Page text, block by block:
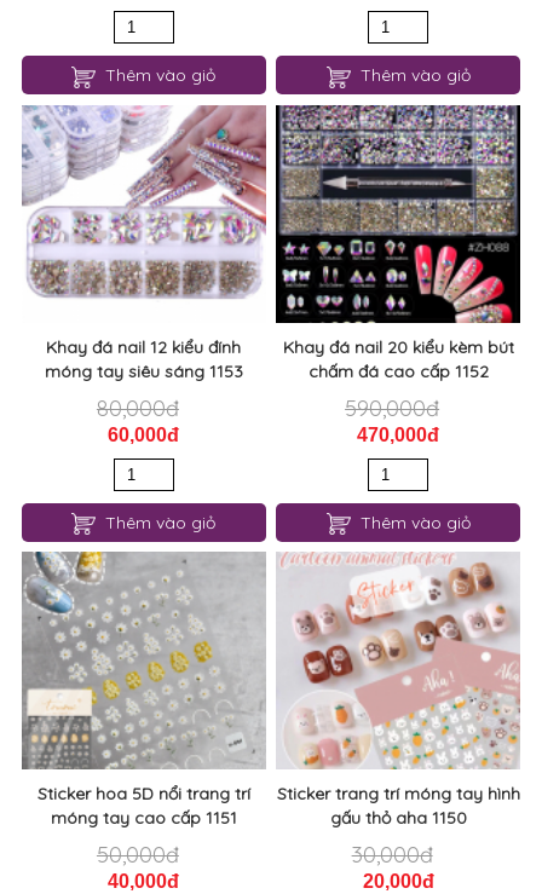
Thêm vào giỏ Thêm vào giỏ
Khay đá nail 12 kiểu đính
móng tay siêu sáng 1153
80,000đ
60,000đ
Thêm vào giỏ
Khay đá nail 20 kiểu kèm bút
chấm đá cao cấp 1152
590,000đ
470,000đ
Thêm vào giỏ
Sticker hoa 5D nổi trang trí
móng tay cao cấp 1151
50,000đ
40,000đ
Sticker trang trí móng tay hình
gấu thỏ aha 1150
30,000đ
20,000đ